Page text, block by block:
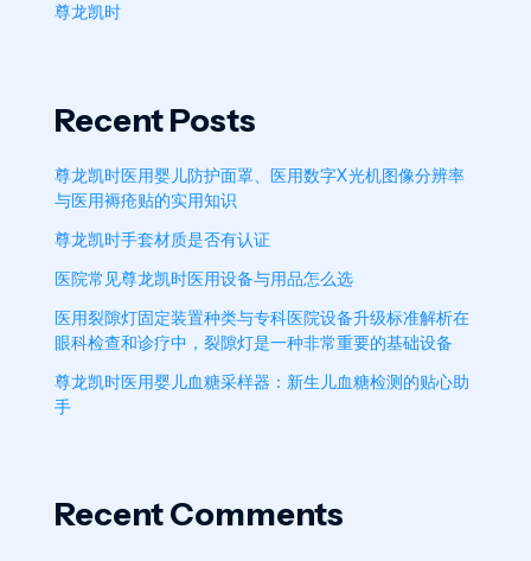
尊龙凯时
Recent Posts
尊龙凯时医用婴儿防护面罩、医用数字X光机图像分辨率
与医用褥疮贴的实用知识
尊龙凯时手套材质是否有认证
医院常见尊龙凯时医用设备与用品怎么选
医用裂隙灯固定装置种类与专科医院设备升级标准解析在
眼科检查和诊疗中，裂隙灯是一种非常重要的基础设备
尊龙凯时医用婴儿血糖采样器：新生儿血糖检测的贴心助
手
Recent Comments